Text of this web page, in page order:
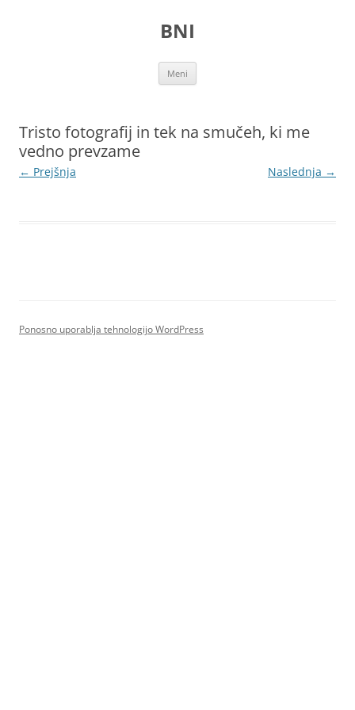
BNI
Meni
Tristo fotografij in tek na smučeh, ki me
vedno prevzame
← Prejšnja Naslednja →
Ponosno uporablja tehnologijo WordPress